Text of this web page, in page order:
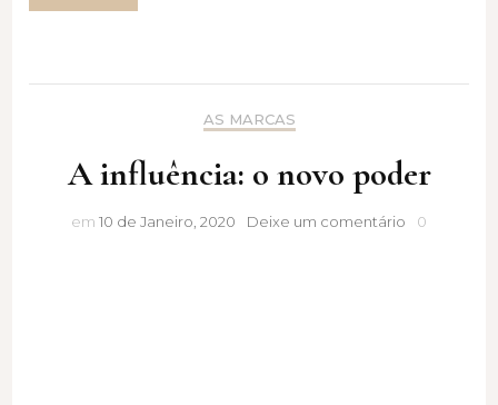
AS MARCAS
A influência: o novo poder
em 10 de Janeiro, 2020 Deixe um comentário 0